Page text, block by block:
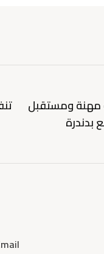
مهنة ومستقبل
بدندرة